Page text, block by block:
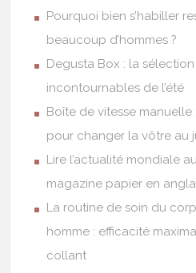
Pourquoi bien s’habiller
beaucoup d’hommes ?
Degusta Box : la
incontournables de l’été
Boîte de vitesse
pour changer la vôtre au
Lire l’actualité mondiale
magazine papier en
La routine de soin du
homme : efficacité
collant